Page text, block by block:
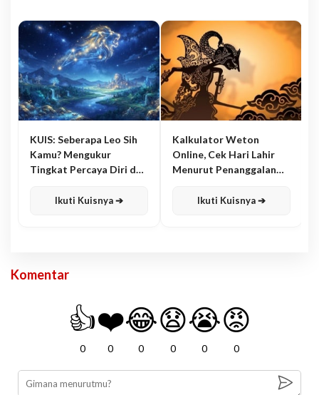
KUIS: Seberapa Leo Sih
Kamu? Mengukur
Tingkat Percaya Diri dan
Ikuti Kuisnya ➔
Kalkulator Weton
Online, Cek Hari Lahir
Menurut Penanggalan
Ikuti Kuisnya ➔
Komentar
👍
0
❤️
0
😂
0
😧
0
😭
0
😡
0